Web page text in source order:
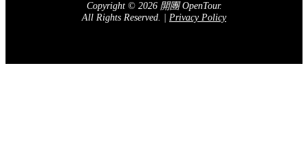
Copyright © 2026 開團 OpenTour.
All Rights Reserved.
Privacy Policy